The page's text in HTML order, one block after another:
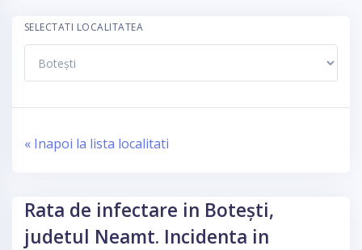
SELECTATI LOCALITATEA
« Inapoi la lista localitati
Rata de infectare in Botești,
judetul Neamt. Incidenta in